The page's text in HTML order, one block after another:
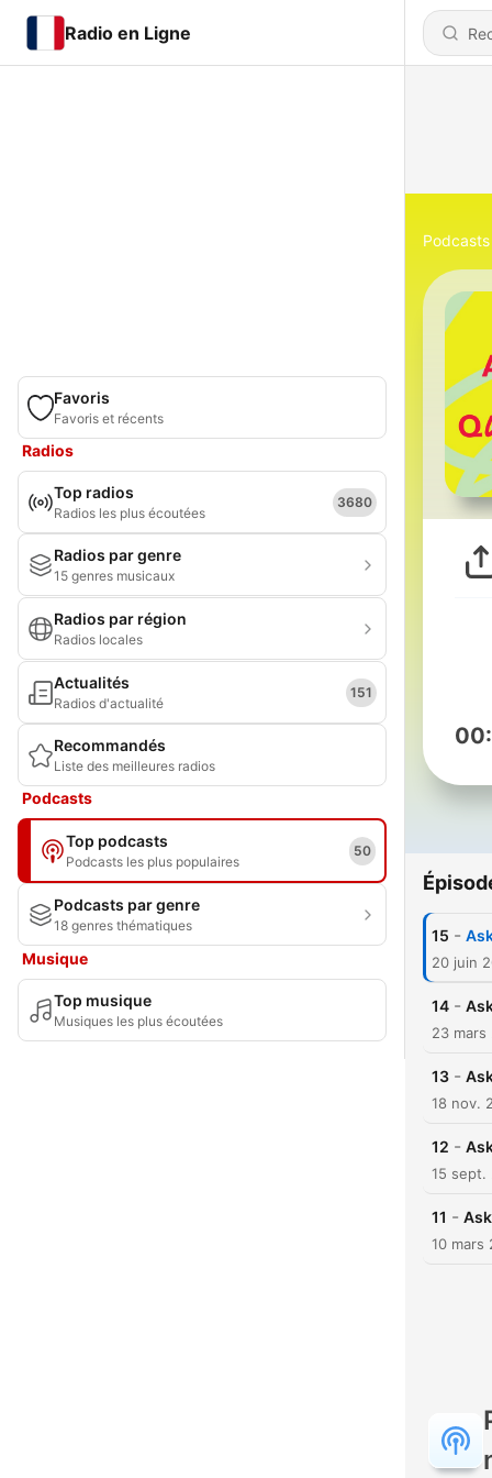
Radio en Ligne
Favoris
Favoris et récents
Radios
Top radios
Radios les plus écoutées
3680
Radios par genre
15 genres musicaux
Radios par région
Radios locales
Actualités
Radios d'actualité
151
Recommandés
Liste des meilleures radios
Podcasts
Top podcasts
Podcasts les plus populaires
50
Podcasts par genre
18 genres thématiques
Musique
Top musique
Musiques les plus écoutées
Podcasts
15 -
20 juin
14 -
23 mars
13 -
18 nov.
12 -
15 sept.
11 -
10 mars